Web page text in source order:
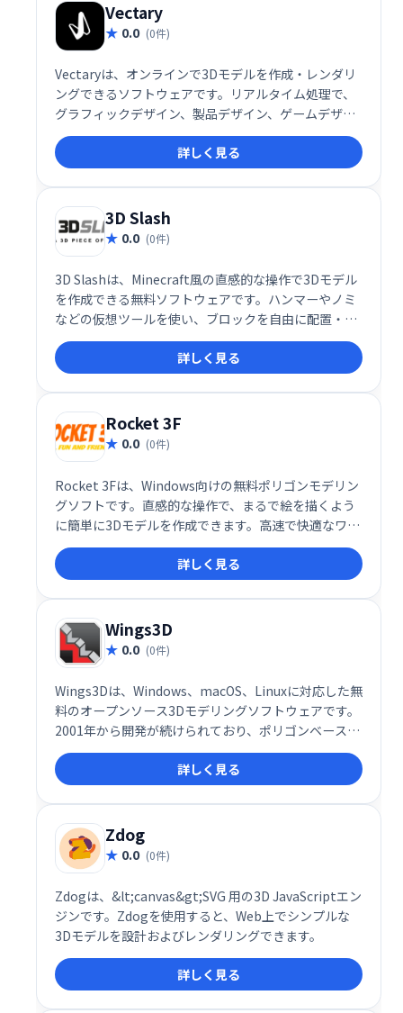
Vectary
0.0 (0件)
Vectaryは、オンラインで3Dモデルを作成・レンダリ
ングできるソフトウェアです。リアルタイム処理で、
グラフィックデザイン、製品デザイン、ゲームデザイ
ンなど、幅広い用途に対応。2D/3Dモデリング初心者
にも使いやすいインターフェースが魅力です。
詳しく見る
3D Slash
0.0 (0件)
3D Slashは、Minecraft風の直感的な操作で3Dモデル
を作成できる無料ソフトウェアです。ハンマーやノミ
などの仮想ツールを使い、ブロックを自由に配置・加
工できます。初心者でも簡単に3Dモデリングを始めら
れ、創造性を自由に表現できます。
詳しく見る
Rocket 3F
0.0 (0件)
Rocket 3Fは、Windows向けの無料ポリゴンモデリン
グソフトです。直感的な操作で、まるで絵を描くよう
に簡単に3Dモデルを作成できます。高速で快適なワー
クフローが特長で、コンセプトアーティストやデザイ
ナーに最適なツールです。詳しく見る
Wings3D
0.0 (0件)
Wings3Dは、Windows、macOS、Linuxに対応した無
料のオープンソース3Dモデリングソフトウェアです。
2001年から開発が続けられており、ポリゴンベースの
メッシュを細分化することで、滑らかな3Dモデルを作
成できます。初心者から上級者まで幅広く利用でき
る、シンプルで強力なツールです。
詳しく見る
Zdog
0.0 (0件)
Zdogは、&lt;canvas&gt;SVG 用の3D JavaScriptエン
ジンです。Zdogを使用すると、Web上でシンプルな
3Dモデルを設計およびレンダリングできます。
詳しく見る